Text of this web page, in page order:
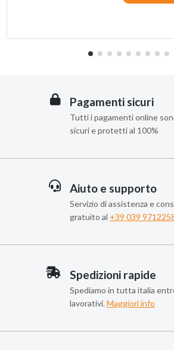
Pagamenti sicuri
Tutti i pagamenti online
sicuri e protetti al 100%
Aiuto e supporto
Servizio di assistenza e
gratuito al +39 039
Spedizioni rapide
Spediamo in tutta italia
lavorativi. Maggiori info